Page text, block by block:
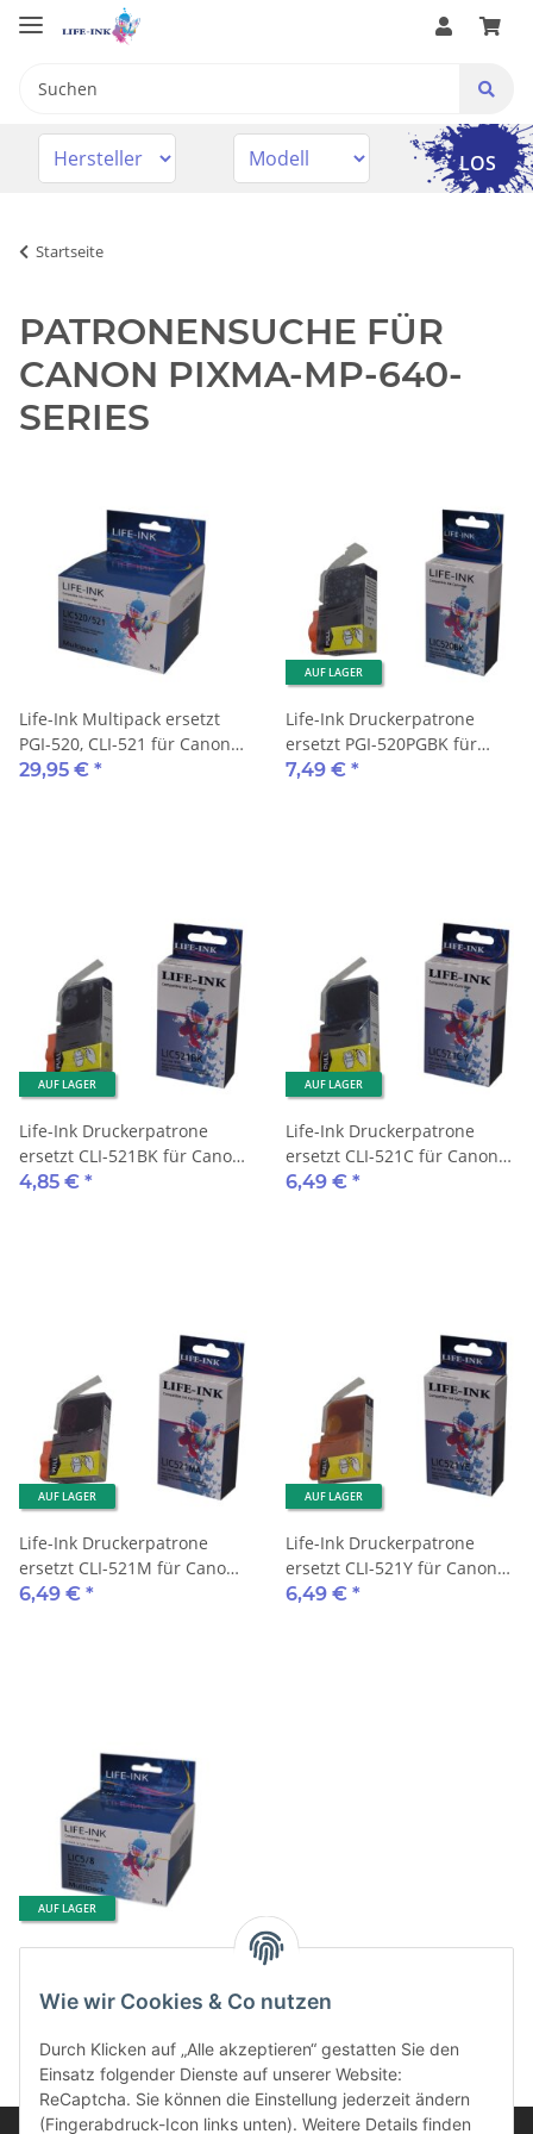
LOS
Startseite
PATRONENSUCHE FÜR
CANON PIXMA-MP-640-
SERIES
Life-Ink Multipack ersetzt
PGI-520, CLI-521 für Canon
Drucker 5 Druckerpatronen
29,95 € *
AUF LAGER
Life-Ink Druckerpatrone
ersetzt PGI-520PGBK für
Canon Drucker black
7,49 € *
AUF LAGER
Life-Ink Druckerpatrone
ersetzt CLI-521BK für Canon
Drucker black
4,85 € *
AUF LAGER
Life-Ink Druckerpatrone
ersetzt CLI-521C für Canon
Drucker cyan
6,49 € *
AUF LAGER
Life-Ink Druckerpatrone
ersetzt CLI-521M für Canon
Drucker magenta
6,49 € *
AUF LAGER
Life-Ink Druckerpatrone
ersetzt CLI-521Y für Canon
Drucker gelb
6,49 € *
AUF LAGER
Life-Ink Multipack ersetzt
Drucker 5 Druckerpatronen
28,95 €*
Wie wir Cookies & Co nutzen
Durch Klicken auf „Alle akzeptieren“ gestatten Sie den
Einsatz folgender Dienste auf unserer Website:
ReCaptcha. Sie können die Einstellung jederzeit ändern
(Fingerabdruck-Icon links unten). Weitere Details finden